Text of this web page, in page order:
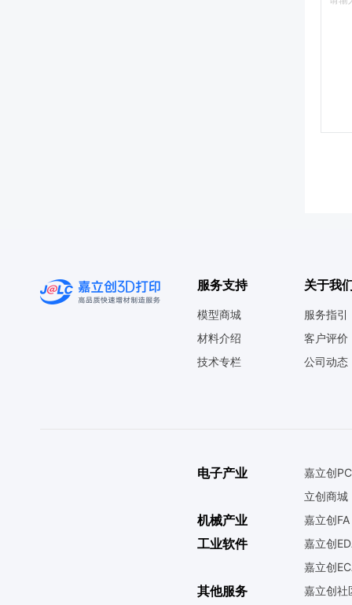
服务支持
模型商城
材料介绍
技术专栏
关于我
服务指引
客户评价
公司动态
电子产业
嘉立创
立创商城
机械产业 嘉立创FA
工业软件
嘉立创
嘉立创
其他服务
嘉立创社